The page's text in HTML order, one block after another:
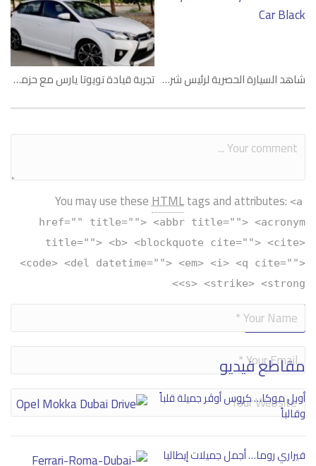
تجربة قيادة تويوتا يارس مع حزمة تي آر دي شاهد السيارة الحصرية لرئيس شركة تويوتا
You may use theseHTMLtags and attributes: <a
href="" title=""> <abbr title=""> <acronym
title=""> <b> <blockquote cite=""> <cite>
<code> <del datetime=""> <em> <i> <q cite="">
<s> <strike> <strong>
Alternative:
مقاطع فيديو
أوبل موكا… كروس أوڤر جميلة قلباً
وقالباً
فيراري روما… أجمل جميلات إيطاليا